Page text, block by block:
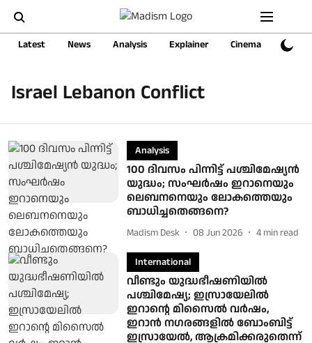
Latest News Analysis Explainer Cinema Sports
Israel Lebanon Conflict
Analysis
100 ദിവസം പിന്നിട്ട് പശ്ചിമേഷ്യന്‍
യുദ്ധം; സംഘര്‍ഷം ഇറാനെയും
ലെബനനെയും ലോകത്തെയും
ബാധിച്ചതെങ്ങനെ?
Madism Desk 08 Jun 2026 4 min read
International
വീണ്ടും യുദ്ധഭീഷണിയിൽ
പശ്ചിമേഷ്യ; ഇസ്രായേലിൽ
ഇറാന്റെ മിസൈല്‍ വര്‍ഷം,
ഇറാൻ നഗരങ്ങളിൽ ബോംബിട്ട്
ഇസ്രായേൽ, ആക്രമിക്കരുതെന്ന്